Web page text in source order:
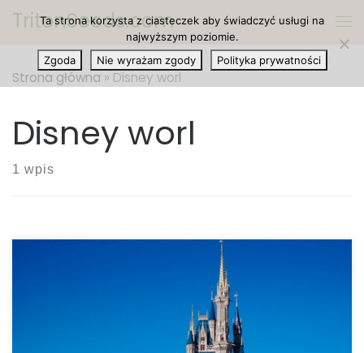
Przejdź do treści
TritonSeeds.com
Strona główna » Disney worl
Disney worl
1 wpis
Babcia, która została aresztowana za olej CBD w
Disney World w zeszłym roku złożyła pozew
przeciwko Disney World. „Hańbiące wydarzenia,
które ożywiają ten pozew, „odsuwają kurtynę” od
Ta strona korzysta z ciasteczek aby świadczyć usługi na
najwyższym poziomie.
Zgoda
Nie wyrażam zgody Polityka prywatności